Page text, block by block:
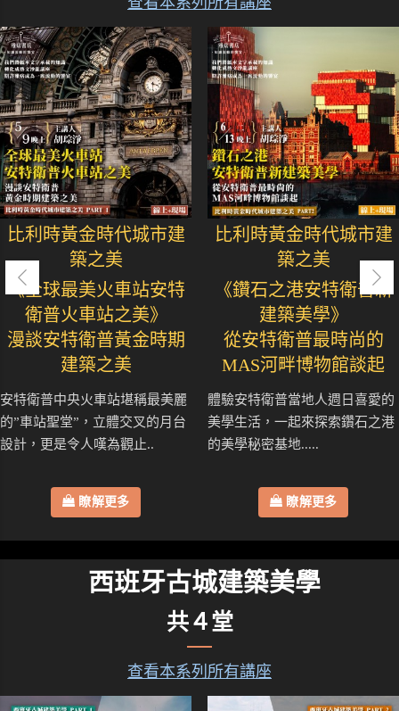
比利時黃金時代城市建
築之美
《全球最美火車站安特
衛普火車站之美》
漫談安特衛普黃金時期
建築之美
安特衛普中央火車站堪稱最美麗
的”車站聖堂”，立體交叉的月台
設計，更是令人嘆為觀止..
瞭解更多
比利時黃金時代城市建
築之美
《鑽石之港安特衛普新
建築美學》
從安特衛普最時尚的
MAS河畔博物館談起
體驗安特衛普當地人週日喜愛的
美學生活，一起來探索鑽石之港
的美學秘密基地.....
瞭解更多
西班牙古城建築美學
共４堂
查看本系列所有講座